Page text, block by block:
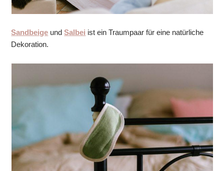
Sandbeige undSalbei ist ein Traumpaar für eine natürliche
Dekoration.